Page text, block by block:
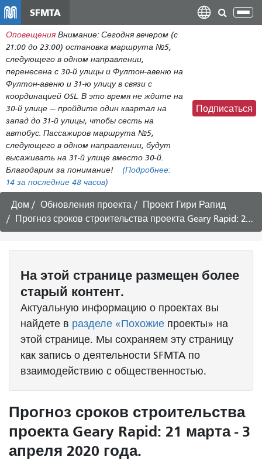
общему
содержанию
SFMTA
Оповещения Внимание: Сегодня вечером (с
21:00 до 23:00) остановка маршрута №5,
следующего в одном направлении,
перенесена с 30-й улицы и Фултон-авеню на
Фултон-авеню и 31-ю улицу в связи с
координацией OSL. В это время не ждите на
30-й улице — пройдите один квартал на
запад до 31-й улицы, чтобы сесть на
автобус. Пассажиров маршрута №5,
следующего в одном направлении, будут
высаживать на 31-й улице вместо 30-й.
Благодарим за понимание!
(Подробнее:
14 за последние 48 часов)
Подписаться
Дом Обновления проекта
Проект Гири Рапид
Прогноз сроков строительства проекта Geary Rapid: 21 марта - 3 апреля 2020 года.
На этой странице размещен более
старый контент.
Актуальную информацию о проектах вы
найдете в разделе «Похожие проекты» на
этой странице. Мы сохраняем эту страницу
как запись о деятельности SFMTA по
взаимодействию с общественностью.
Прогноз сроков строительства
проекта Geary Rapid: 21 марта - 3
апреля 2020 года.